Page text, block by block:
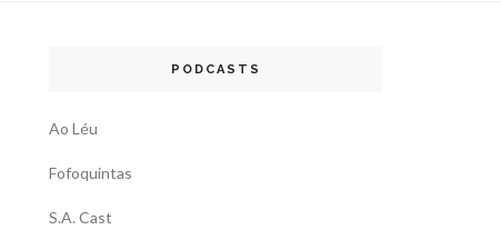
PODCASTS
Ao Léu
Fofoquintas
S.A. Cast